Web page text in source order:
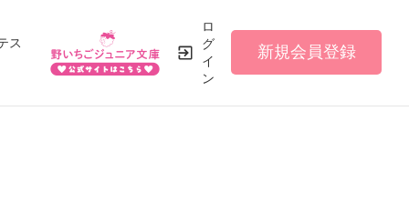
ス
ロ
グ
イ
ン
新規会員登録